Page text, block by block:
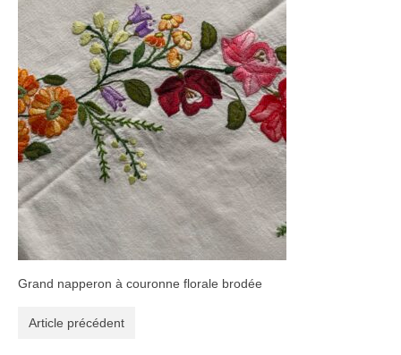
Vaisselle ancienne
Jouets anciens
Tissus
Patchwork
Mercerie
Dressing
Linge ancien
Ephemera
Créations
Grand napperon à couronne florale brodée
Article précédent